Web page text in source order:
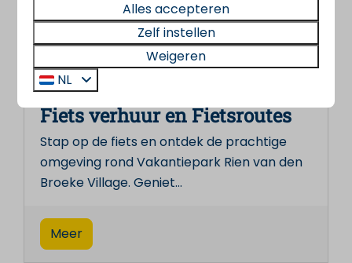
Fiets verhuur en Fietsroutes
Stap op de fiets en ontdek de prachtige
omgeving rond Vakantiepark Rien van den
Broeke Village. Geniet…
Meer
Alles accepteren
Zelf instellen
Weigeren
NL